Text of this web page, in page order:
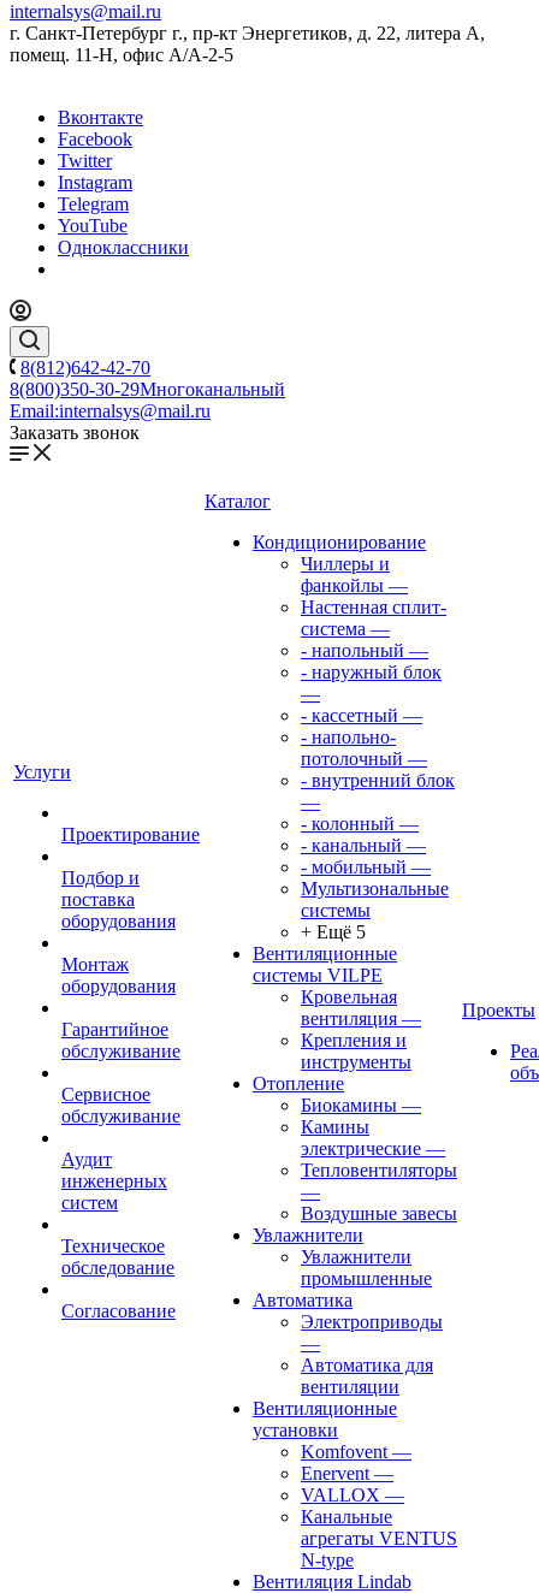
internalsys@mail.ru
г. Санкт-Петербург г., пр-кт Энергетиков, д. 22, литера А,
помещ. 11-Н, офис А/А-2-5
Вконтакте
Facebook
Twitter
Instagram
Telegram
YouTube
Одноклассники
8(812)642-42-70
8(800)350-30-29Многоканальный
Email:internalsys@mail.ru
Заказать звонок
Услуги
Проектирование
Подбор и
поставка
оборудования
Монтаж
оборудования
Гарантийное
обслуживание
Сервисное
обслуживание
Аудит
инженерных
систем
Техническое
обследование
Согласование
Каталог
Кондиционирование
Чиллеры и
фанкойлы —
Настенная сплит-
система —
- напольный —
- наружный блок
—
- кассетный —
- напольно-
потолочный —
- внутренний блок
—
- колонный —
- канальный —
- мобильный —
Мультизональные
системы
+ Ещё 5
Вентиляционные
системы VILPE
Кровельная
вентиляция —
Крепления и
инструменты
Отопление
Биокамины —
Камины
электрические —
Тепловентиляторы
—
Воздушные завесы
Увлажнители
Увлажнители
промышленные
Автоматика
Электроприводы
—
Автоматика для
вентиляции
Вентиляционные
установки
Komfovent —
Enervent —
VALLOX —
Канальные
агрегаты VENTUS
N-type
Вентиляция Lindab
Проекты